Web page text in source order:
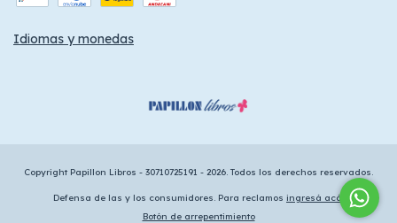
Idiomas y monedas
Copyright Papillon Libros - 30710725191 - 2026. Todos los derechos reservados.
Defensa de las y los consumidores. Para reclamos ingresá acá.
Botón de arrepentimiento